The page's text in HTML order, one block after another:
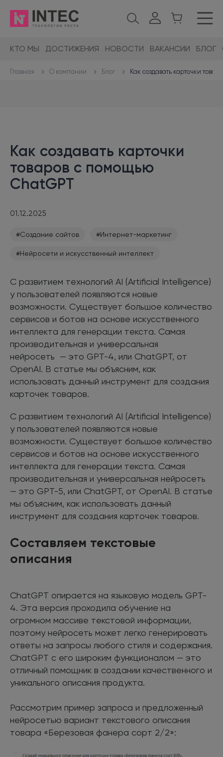
КТО МЫ ДОСТИЖЕНИЯ НОВОСТИ ВАКАНСИИ БЛОГ
Главная О компании Блог Как создавать карточки
Как создавать карточки
товаров с помощью
ChatGPT
01.12.2025
#Создание сайтов #Интернет-маркетинг
#Нейросети и искусственный интеллект
С развитием технологий AI (Artificial Intelligence)
у пользователей появляются новые
возможности. Существует большое количество
сервисов и ботов на основе искусственного
интеллекта для генерации текста. Самая
производительная и универсальная
нейросеть — это GPT-4, или ChatGPT, от
OpenAI. В статье мы объясним, как
использовать данный инструмент для создания
карточек товаров.
С развитием технологий AI (Artificial Intelligence)
у пользователей появляются новые
возможности. Существует большое количество
сервисов и ботов на основе искусственного
интеллекта для генерации текста. Самая
производительная и универсальная нейросеть
— это GPT-5, или ChatGPT, от OpenAI. В статье
мы объясним, как использовать данный
инструмент для создания карточек товаров.
Составляем текстовые
описания
ChatGPT опирается на языковую модель GPT-
4. Эта версия проходила обучение на
огромном массиве текстовой информации,
поэтому нейросеть может легко генерировать
ответы на запросы любого стиля и содержания.
ChatGPT с его широким функционалом — это
отличный помощник в создании качественного и
уникального описания продукта.
Рассмотрим пример запроса и предложенный
нейросетью вариант текстового описания
товара «Березовая фанера сорт 2/2»: